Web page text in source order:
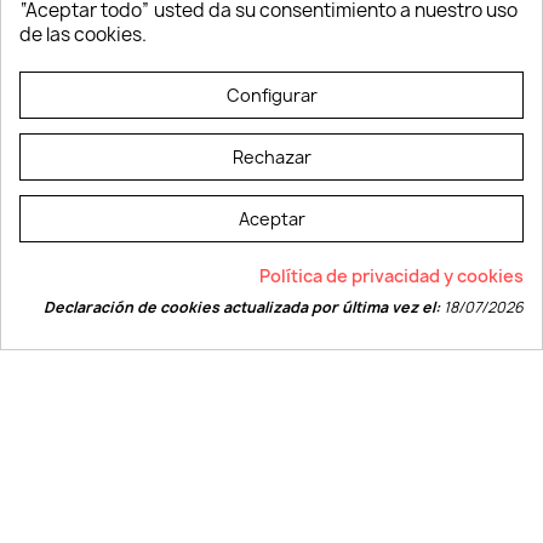
Vestuario laboral
© LEVELPRINT - 2026
La página dispone de código accesible según las normas dictadas por la
W3C
“Aceptar todo” usted da su consentimiento a nuestro uso
de las cookies.
Configurar
Rechazar
Aceptar
Política de privacidad y cookies
Declaración de cookies actualizada por última vez el:18/07/2026